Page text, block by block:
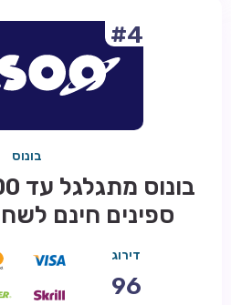
#4
בונוס
ספינים חינם
דירוג
96